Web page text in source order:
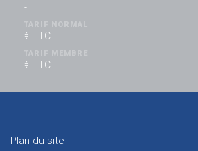
-
€ TTC
€ TTC
Plan du site